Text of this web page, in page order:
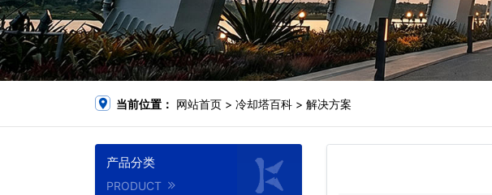
当前位置： 网站首页 > 冷却塔百科 > 解决方案
产品分类
PRODUCT